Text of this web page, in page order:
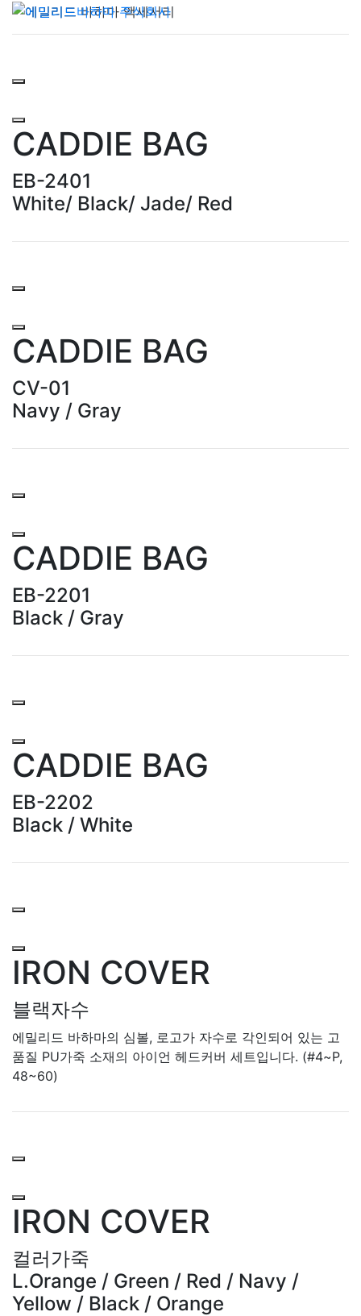
CADDIE BAG
EB-2401
White/ Black/ Jade/ Red
CADDIE BAG
CV-01
Navy / Gray
CADDIE BAG
EB-2201
Black / Gray
CADDIE BAG
EB-2202
Black / White
IRON COVER
블랙자수
에밀리드 바하마의 심볼, 로고가 자수로 각인되어 있는 고
품질 PU가죽 소재의 아이언 헤드커버 세트입니다. (#4~P,
48~60)
IRON COVER
컬러가죽
L.Orange / Green / Red / Navy /
Yellow / Black / Orange